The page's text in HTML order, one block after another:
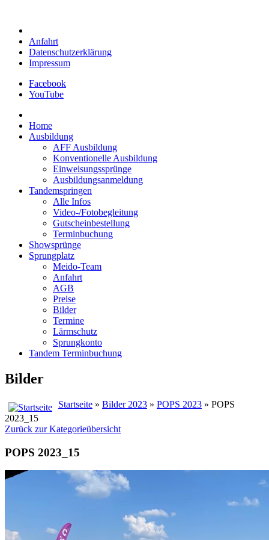
Anfahrt
Datenschutzerklärung
Impressum
Facebook
YouTube
Home
Ausbildung
AFF Ausbildung
Konventionelle Ausbildung
Einweisungssprünge
Ausbildungsanmeldung
Tandemspringen
Alle Infos
Video-/Fotobegleitung
Gutscheinbestellung
Terminbuchung
Showsprünge
Sprungplatz
Meido-Team
Anfahrt
AGB
Preise
Bilder
Termine
Lärmschutz
Sprungkonto
Tandem Terminbuchung
Bilder
Startseite » Bilder 2023 » POPS 2023 » POPS
2023_15
Zurück zur Kategorieübersicht
POPS 2023_15